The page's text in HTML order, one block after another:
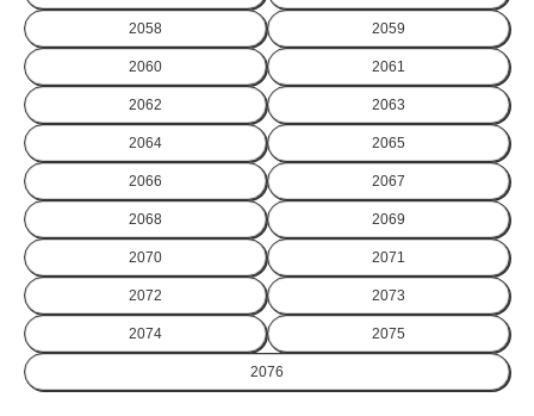
2058 2059
2060 2061
2062 2063
2064 2065
2066 2067
2068 2069
2070 2071
2072 2073
2074 2075
2076